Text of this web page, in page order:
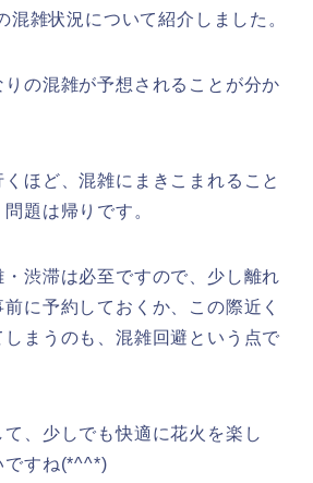
混雑状況について紹介しました。
の混雑が予想されることが分か
ほど、混雑にまきこまれること
題は帰りです。
渋滞は必至ですので、少し離れ
に予約しておくか、この際近く
まうのも、混雑回避という点で
、少しでも快適に花火を楽し
ですね(*^^*)